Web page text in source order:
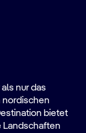
nur das
nordischen
bietet
Landschaften